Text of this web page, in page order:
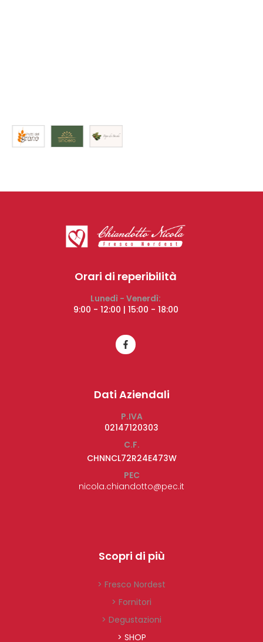
Orari di reperibilità
Lunedì - Venerdì:
9:00 - 12:00 | 15:00 - 18:00
Dati Aziendali
P.IVA
02147120303
C.F.
CHNNCL72R24E473W
PEC
nicola.chiandotto@pec.it
Scopri di più
> Fresco Nordest
> Fornitori
> Degustazioni
> SHOP